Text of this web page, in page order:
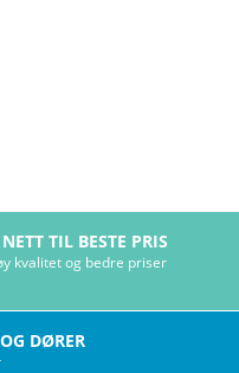
TIL BESTE PRIS
kvalitet og bedre priser
DØRER